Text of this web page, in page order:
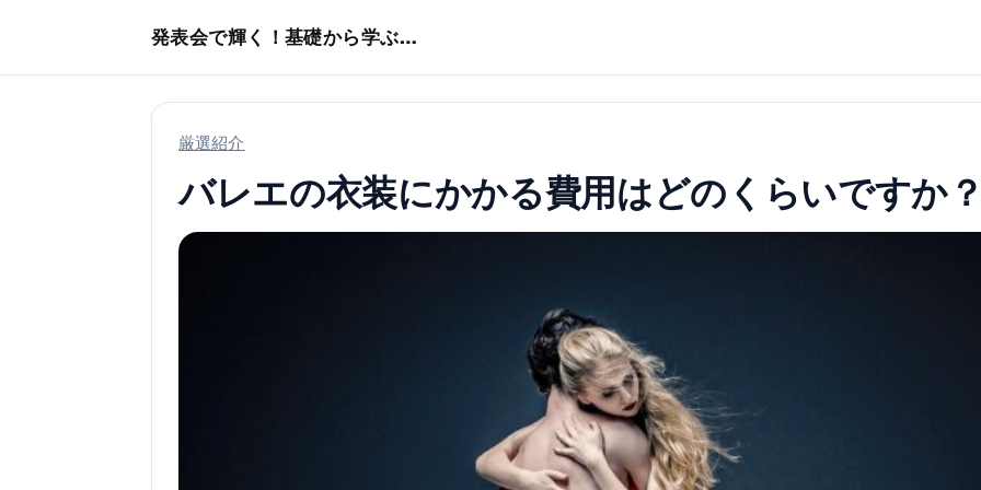
発表会で輝く！基礎から学ぶバレエ術
厳選紹介
バレエの衣装にかかる費用はどのくらいですか